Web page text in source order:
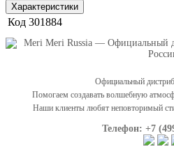
Характеристики
Код 301884
Официальный
Помогаем создавать волшебную
Наши клиенты любят неповторимый
Телефон: +7